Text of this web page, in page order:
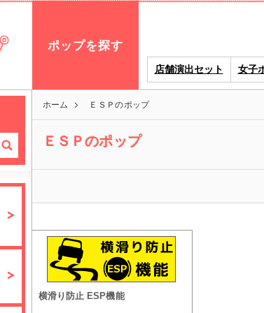
ホーム ＥＳＰのポップ
ＥＳＰのポップ
横滑り防止 ESP機能
店舗演出セット 女子
ポップを探す